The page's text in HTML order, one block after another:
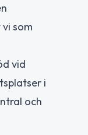
som
vid
i
och